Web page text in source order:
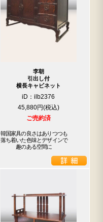
李朝
引出し付
横長キャビネット
iD：ilb2376
45,880円
ご売約済
韓国家具の良さはありつつも
落ち着いた色味とデザインで
趣のある空間に